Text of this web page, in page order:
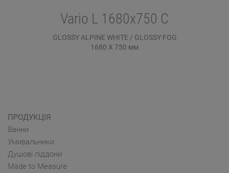
Vario L 1680x750 C
GLOSSY ALPINE WHITE / GLOSSY FOG
1680 X 750 мм
ПРОДУКЦІЯ
Ванни
Умивальники
Душові піддони
Made to Measure